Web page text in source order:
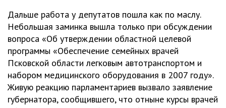
Дальше работа у депутатов пошла как по маслу.
Небольшая заминка вышла только при обсуждении
вопроса «Об утверждении областной целевой
программы «Обеспечение семейных врачей
Псковской области легковым автотранспортом и
набором медицинского оборудования в 2007 году».
Живую реакцию парламентариев вызвало заявление
губернатора, сообщившего, что отныне курсы врачей